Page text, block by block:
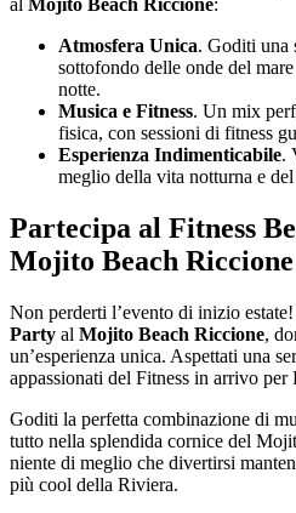
Atmosfera Unica. Goditi una
sottofondo delle onde del
notte.
Musica e Fitness. Un mix
fisica, con sessioni di fitness
Esperienza Indimenticabile.
meglio della vita notturna e del
Partecipa al Fitness
Mojito Beach Riccione
Non perderti l’evento di inizio
Party al Mojito Beach Riccione,
un’esperienza unica. Aspettati una
appassionati del Fitness in arrivo per
Goditi la perfetta combinazione di
tutto nella splendida cornice del
niente di meglio che divertirsi
più cool della Riviera.